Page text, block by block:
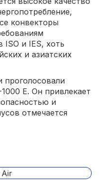
конвекторы
и IES, хоть
и азиатских
проголосовали
E. Он привлекает
и
отмечается